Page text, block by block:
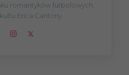
romantyków futbolowych.
Erica Cantony.